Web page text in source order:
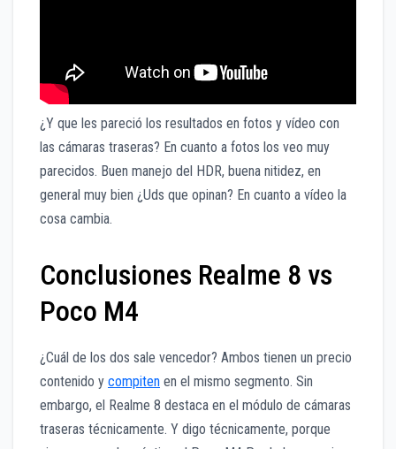
¿Y que les pareció los resultados en fotos y vídeo con
las cámaras traseras? En cuanto a fotos los veo muy
parecidos. Buen manejo del HDR, buena nitidez, en
general muy bien ¿Uds que opinan? En cuanto a vídeo la
cosa cambia.
Conclusiones Realme 8 vs
Poco M4
¿Cuál de los dos sale vencedor? Ambos tienen un precio
contenido y compiten en el mismo segmento. Sin
embargo, el Realme 8 destaca en el módulo de cámaras
traseras técnicamente. Y digo técnicamente, porque